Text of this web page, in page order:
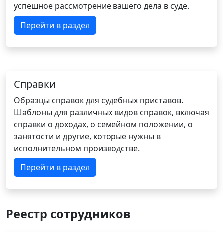
успешное рассмотрение вашего дела в суде.
Перейти в раздел
Справки
Образцы справок для судебных приставов.
Шаблоны для различных видов справок, включая
справки о доходах, о семейном положении, о
занятости и другие, которые нужны в
исполнительном производстве.
Перейти в раздел
Реестр сотрудников